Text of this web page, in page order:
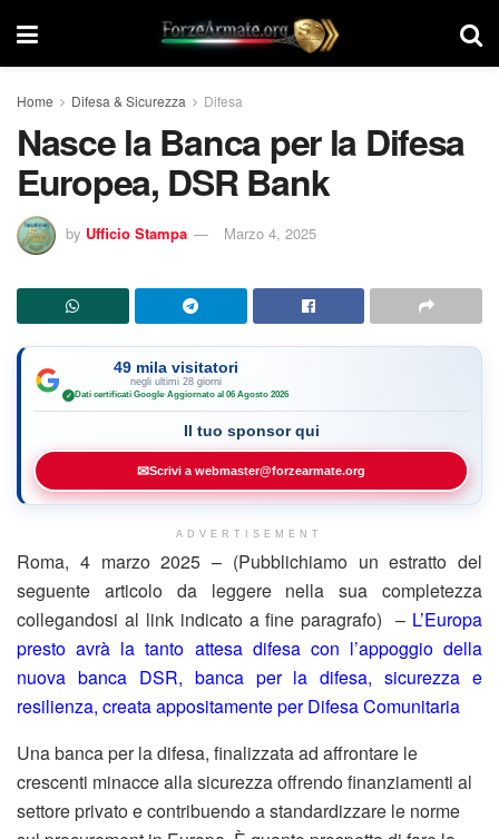
Home Difesa & Sicurezza Difesa
Nasce la Banca per la Difesa
Europea, DSR Bank
by Ufficio Stampa Marzo 4, 2025
49 mila visitatori
negli ultimi 28 giorni
✓ Dati certificati Google·Aggiornato al 06 Agosto 2026
Il tuo sponsor qui
✉Scrivi a webmaster@forzearmate.org
ADVERTISEMENT
Roma, 4 marzo 2025 – (Pubblichiamo un estratto del
seguente articolo da leggere nella sua completezza
collegandosi al link indicato a fine paragrafo) – L’Europa
presto avrà la tanto attesa difesa con l’appoggio della
nuova banca DSR, banca per la difesa, sicurezza e
resilienza, creata appositamente per Difesa Comunitaria
Una banca per la difesa, finalizzata ad affrontare le
crescenti minacce alla sicurezza offrendo finanziamenti al
settore privato e contribuendo a standardizzare le norme